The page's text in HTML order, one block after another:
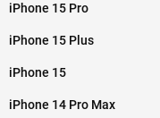
iPhone 15 Pro
iPhone 15 Plus
iPhone 15
iPhone 14 Pro Max